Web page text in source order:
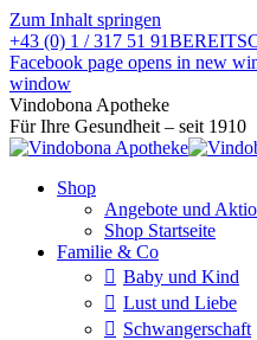
Zum Inhalt springen
+43 (0) 1 / 317 51 91
Facebook page opens in new
window
Vindobona Apotheke
Für Ihre Gesundheit – seit 1910
Shop
Angebote und
Shop Startseite
Familie & Co
Baby und Kind
Lust und Liebe
Schwangerschaft